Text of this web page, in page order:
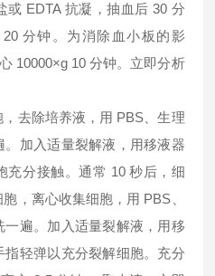
或 EDTA 抗凝，抽血后 30 分
分钟。为消除血小板的影
10000×g 10 分钟。立即分析
去除培养液，用 PBS、生理
加入适量裂解液，用移液器
充分接触。通常 10 秒后，细
，离心收集细胞，用 PBS、
遍。加入适量裂解液，用移
轻弹以充分裂解细胞。充分